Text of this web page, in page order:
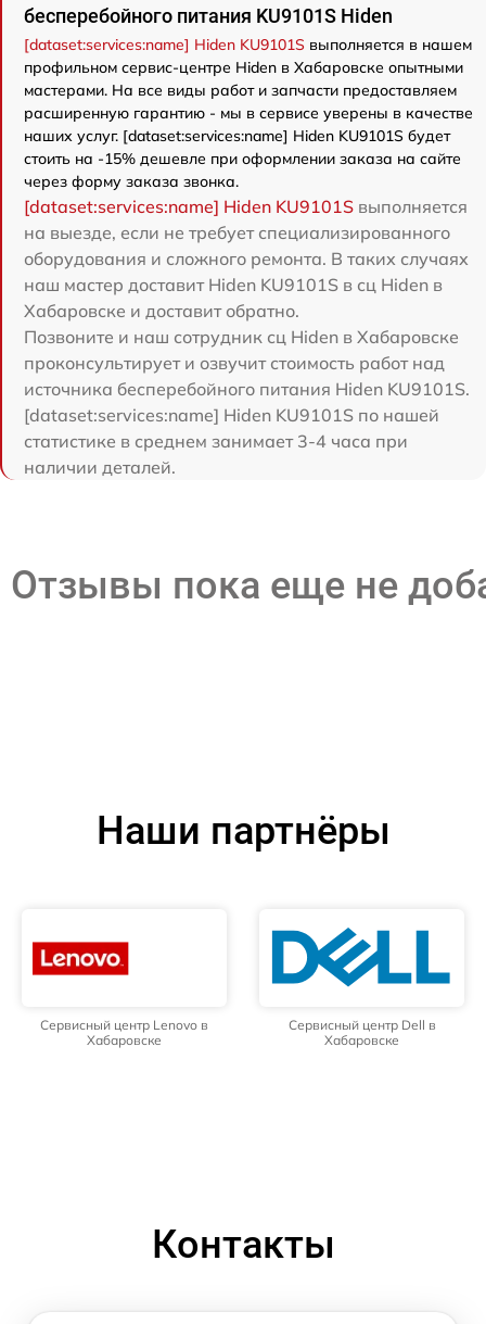
бесперебойного питания KU9101S Hiden
[dataset:services:name] Hiden KU9101S выполняется в нашем
профильном сервис-центре Hiden в Хабаровске опытными
мастерами. На все виды работ и запчасти предоставляем
расширенную гарантию - мы в сервисе уверены в качестве
наших услуг. [dataset:services:name] Hiden KU9101S будет
стоить на -15% дешевле при оформлении заказа на сайте
через форму заказа звонка.
[dataset:services:name] Hiden KU9101S выполняется
на выезде, если не требует специализированного
оборудования и сложного ремонта. В таких случаях
наш мастер доставит Hiden KU9101S в сц Hiden в
Хабаровске и доставит обратно.
Позвоните и наш сотрудник сц Hiden в Хабаровске
проконсультирует и озвучит стоимость работ над
источника бесперебойного питания Hiden KU9101S.
[dataset:services:name] Hiden KU9101S по нашей
статистике в среднем занимает 3-4 часа при
наличии деталей.
Отзывы пока еще не
Наши партнёры
Сервисный центр Lenovo в
Хабаровске
Сервисный центр Dell в
Хабаровске
Контакты